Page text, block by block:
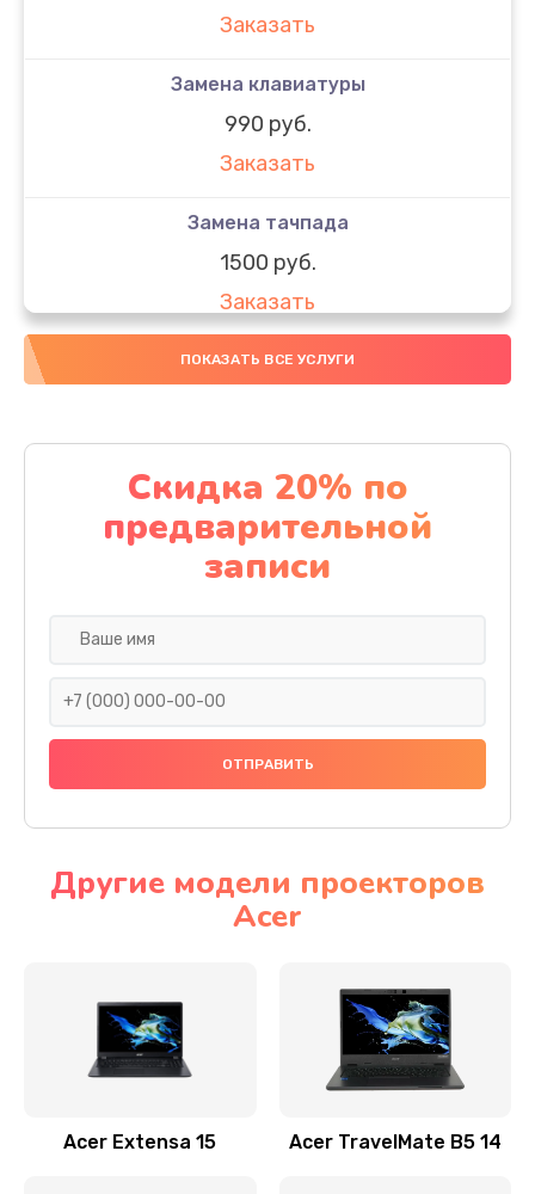
Заказать
Замена клавиатуры
990 руб.
Заказать
Замена тачпада
1500 руб.
Заказать
Замена южного моста
Заказать
Чистка от пыли
1060 руб.
Заказать
Ремонт подсветки
Настройка BIOS
Замена видеочипа
Заказать
ПОКАЗАТЬ ВСЕ УСЛУГИ
Скидка 20% по
предварительной
записи
Другие модели проекторов
Acer
Acer Extensa 15 Acer TravelMate B5 14